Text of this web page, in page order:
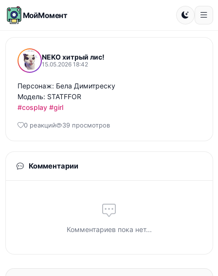
МойМомент
NEKO хитрый лис!
15.05.2026 18:42
Персонаж: Бела Димитреску
#cosplay #girl
0 реакций 39 просмотров
Комментарии
Комментариев пока нет...